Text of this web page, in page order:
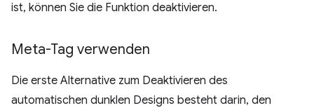
ist, können Sie die Funktion deaktivieren.
Meta-Tag verwenden
Die erste Alternative zum Deaktivieren des
automatischen dunklen Designs besteht darin, den